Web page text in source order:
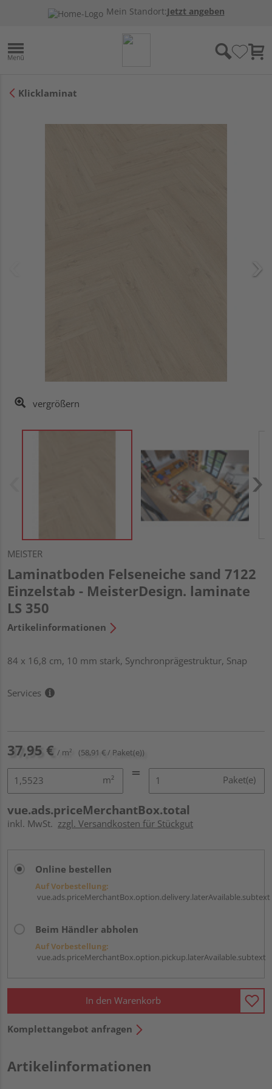
Mein Standort:Jetzt angeben
Klicklaminat
vergrößern
MEISTER
Laminatboden Felseneiche sand 7122
Einzelstab - MeisterDesign. laminate
LS 350
Artikelinformationen
84 x 16,8 cm, 10 mm stark, Synchronprägestruktur, Snap
Services
37,95 € / m² (58,91 € / Paket(e))
m² Paket(e)
vue.ads.priceMerchantBox.total
inkl. MwSt. zzgl. Versandkosten für Stückgut
Online bestellen
Auf Vorbestellung:
vue.ads.priceMerchantBox.option.delivery.laterAvailable.subtext
Beim Händler abholen
Auf Vorbestellung:
vue.ads.priceMerchantBox.option.pickup.laterAvailable.subtext
In den Warenkorb
Komplettangebot anfragen
Artikelinformationen